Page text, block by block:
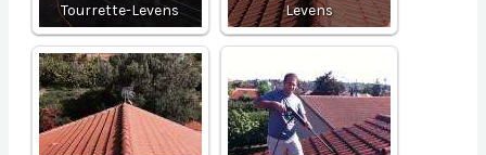
Tourrette-Levens
Levens